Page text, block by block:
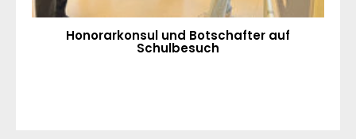
Honorarkonsul und Botschafter auf
Schulbesuch